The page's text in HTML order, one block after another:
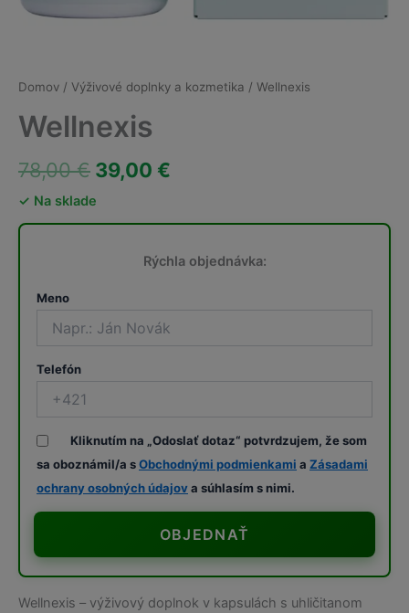
Domov / Výživové doplnky a kozmetika / Wellnexis
Wellnexis
78,00€ Pôvodná
cena
78,00 €.
39,00 €
39,00 €.
✓ Na sklade
Rýchla objednávka:
Meno
Telefón
Kliknutím na „Odoslať dotaz“ potvrdzujem, že som
sa oboznámil/a sObchodnými podmienkami a Zásadami
ochrany osobných údajova súhlasím s nimi.
OBJEDNAŤ
Wellnexis – výživový doplnok v kapsulách s uhličitanom